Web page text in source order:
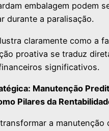
embalagem podem
durante a paralisação.
claramente como a
proativa se traduz
significativos.
Manutenção
Pilares da
a manutenção